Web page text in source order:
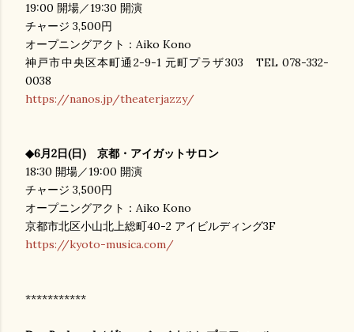
19:00 開場／19:30 開演
チャージ 3,500円
オープニングアクト： Aiko Kono
神戸市中央区本町通 2-9-1 元町プラザ303
TEL 078-332-
0038
https://nanos.jp/theaterjazzy/
◆6月2日(日) 京都・アイガットサロン
18:30 開場／19:00 開演
チャージ 3,500円
オープニングアクト： Aiko Kono
京都市北区小山北上総町40-2 アイビルディング3F
https://kyoto-musica.com/
***********